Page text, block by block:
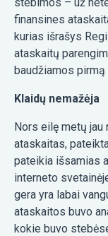
finansines
kurias išrašys
ataskaitų
baudžiamos pirmą
Klaidų nemažėja
Nors eilę metų
ataskaitas,
pateikia išsamias
interneto
gera yra labai
ataskaitos buvo
kokie buvo